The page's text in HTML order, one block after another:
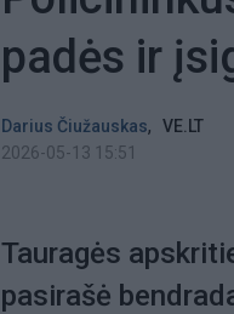
padės ir
Darius Čiužauskas,
VE.LT
2026-05-13 15:51
Tauragės
pasirašė